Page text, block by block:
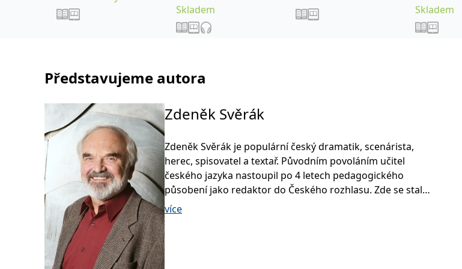
Skladem
Skladem
Představujeme autora
Zdeněk Svěrák
Zdeněk Svěrák je populární český dramatik, scenárista,
herec, spisovatel a textař. Původním povoláním učitel
českého jazyka nastoupil po 4 letech pedagogického
působení jako redaktor do Českého rozhlasu. Zde se stal
jedním z autorů rozhlasového pořadu Nealkoholická
více